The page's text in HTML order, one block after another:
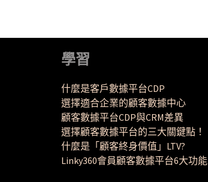
學習
什麼是客戶數據平台CDP
選擇適合企業的顧客數據中心
顧客數據平台CDP與CRM差異
選擇顧客數據平台的三大關鍵點！
什麼是「顧客終身價值」LTV?
Linky360會員顧客數據平台6大功能